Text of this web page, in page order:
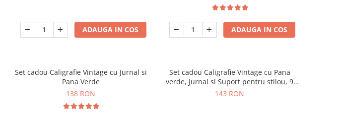
ADAUGA IN COS ADAUGA IN COS
Set cadou Caligrafie Vintage cu Jurnal si
Pana Verde
138 RON
Set cadou Caligrafie Vintage cu Pana
verde, Jurnal si Suport pentru stilou, 9
piese
143 RON